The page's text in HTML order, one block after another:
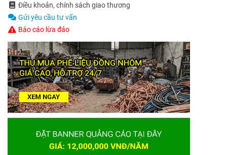
Điều khoản, chính sách giao thương
Gửi yêu cầu tư vấn
Báo cáo lừa đảo